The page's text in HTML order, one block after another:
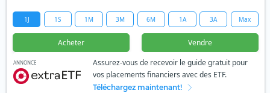
1J 1S 1M 3M 6M 1A 3A Max
Acheter Vendre
ANNONCE
Assurez-vous de recevoir le guide gratuit pour
vos placements financiers avec des ETF.
Téléchargez maintenant!